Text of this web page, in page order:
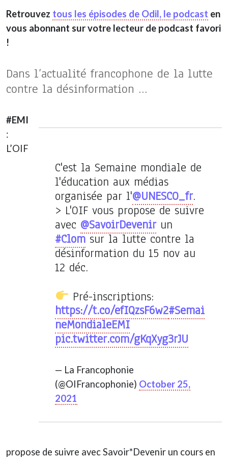
Retrouvez tous les épisodes de Odil, le podcast en
vous abonnant sur votre lecteur de podcast favori
!
Dans l’actualité francophone de la lutte
contre la désinformation …
C'est la Semaine mondiale de
l'éducation aux médias
organisée par l'@UNESCO_fr.
> L'OIF vous propose de suivre
avec @SavoirDevenirun
#Clomsur la lutte contre la
désinformation du 15 nov au
12 déc.
Pré-inscriptions:
https://t.co/efIQzsF6w2#Semai
neMondialeEMI
pic.twitter.com/gKqXyg3rJU
— La Francophonie
(@OIFrancophonie) October 25,
2021
#EMI
:
L’OIF
propose de suivre avec Savoir*Devenir un cours en